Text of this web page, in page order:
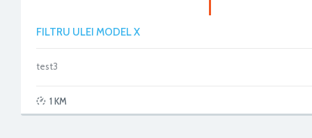
FILTRU ULEI MODEL X
test3
1 KM